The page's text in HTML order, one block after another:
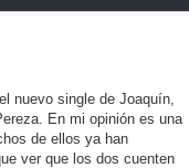
nuevo single de Joaquín,
En mi opinión es una
de ellos ya han
ver que los dos cuenten